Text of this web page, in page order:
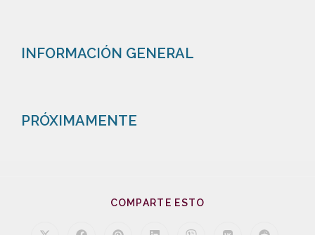
INFORMACIÓN GENERAL
PRÓXIMAMENTE
COMPARTE ESTO